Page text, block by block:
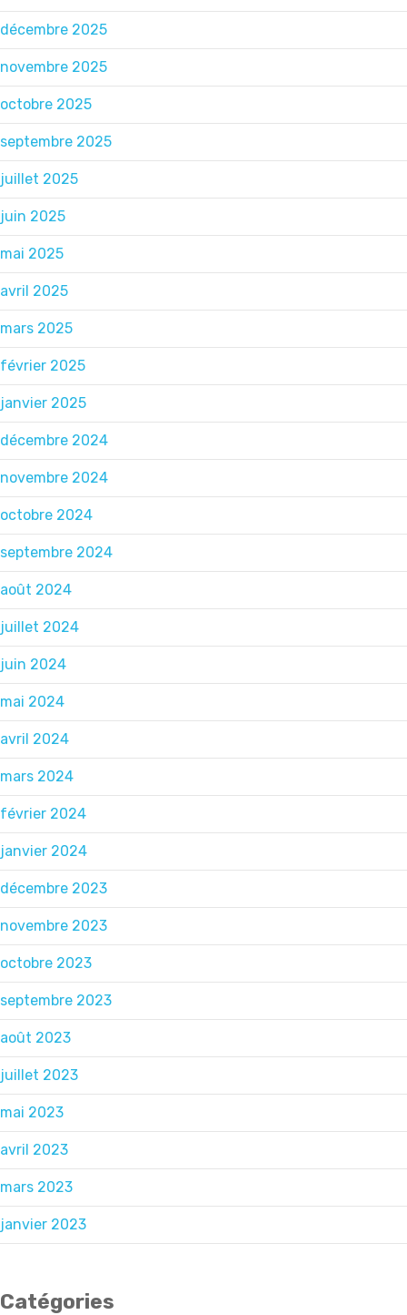
décembre 2025
novembre 2025
octobre 2025
septembre 2025
juillet 2025
juin 2025
mai 2025
avril 2025
mars 2025
février 2025
janvier 2025
décembre 2024
novembre 2024
octobre 2024
septembre 2024
août 2024
juillet 2024
juin 2024
mai 2024
avril 2024
mars 2024
février 2024
janvier 2024
décembre 2023
novembre 2023
octobre 2023
septembre 2023
août 2023
juillet 2023
mai 2023
avril 2023
mars 2023
janvier 2023
Catégories